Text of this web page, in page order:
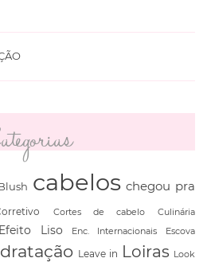
cabelos chegou pra
Cortes de cabelo Culinária
Efeito Liso Enc. Internacionais Escova
Leave in Loiras Look